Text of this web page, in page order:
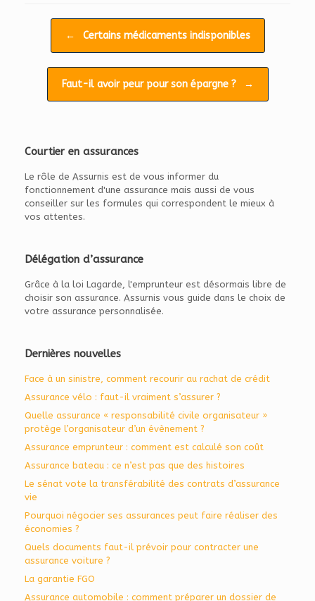
← Certains médicaments indisponibles
Faut-il avoir peur pour son épargne ? →
Courtier en assurances
Le rôle de Assurnis est de vous informer du
fonctionnement d'une assurance mais aussi de vous
conseiller sur les formules qui correspondent le mieux à
vos attentes.
Délégation d’assurance
Grâce à la loi Lagarde, l'emprunteur est désormais libre de
choisir son assurance. Assurnis vous guide dans le choix de
votre assurance personnalisée.
Dernières nouvelles
Face à un sinistre, comment recourir au rachat de crédit
Assurance vélo : faut-il vraiment s’assurer ?
Quelle assurance « responsabilité civile organisateur »
protège l’organisateur d’un évènement ?
Assurance emprunteur : comment est calculé son coût
Assurance bateau : ce n’est pas que des histoires
Le sénat vote la transférabilité des contrats d’assurance
vie
Pourquoi négocier ses assurances peut faire réaliser des
économies ?
Quels documents faut-il prévoir pour contracter une
assurance voiture ?
La garantie FGO
Assurance automobile : comment préparer un dossier de